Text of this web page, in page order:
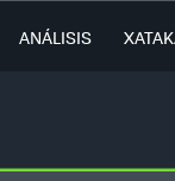
ANÁLISIS